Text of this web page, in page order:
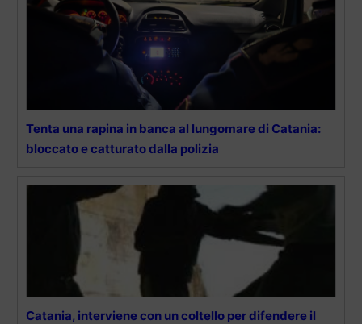
Tenta una rapina in banca al lungomare di Catania:
bloccato e catturato dalla polizia
Catania, interviene con un coltello per difendere il